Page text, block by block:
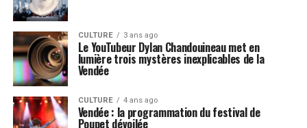
CULTURE 3 ans ago
Le YouTubeur Dylan Chandouineau met en
lumière trois mystères inexplicables de la
Vendée
CULTURE 4 ans ago
Vendée : la programmation du festival de
Poupet dévoilée